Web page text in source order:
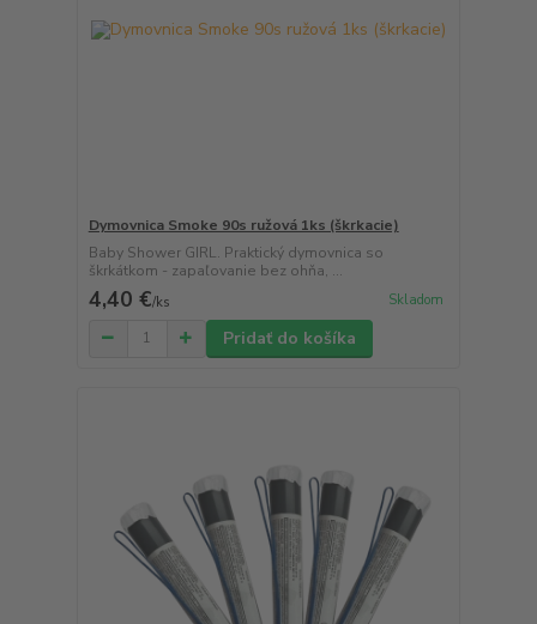
Dymovnica Smoke 90s ružová 1ks (škrkacie)
Baby Shower GIRL. Praktický dymovnica so
škrkátkom - zapaľovanie bez ohňa, ...
4,40 €/ks Skladom
Pridať do košíka